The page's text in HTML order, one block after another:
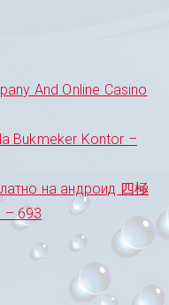
And Online Casino
Bukmeker Kontor –
на андроид 四極
– 693